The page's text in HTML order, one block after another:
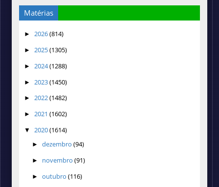
Matérias
► 2026(814)
► 2025(1305)
► 2024(1288)
► 2023(1450)
► 2022(1482)
► 2021 (1602)
▼ 2020(1614)
► dezembro (94)
► novembro (91)
► outubro (116)